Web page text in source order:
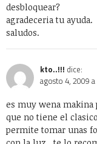
desbloquear?
agradeceria tu ayuda.
saludos.
kto..!!! dice:
agosto 4, 2009
es muy wena makina
que no tiene el
permite tomar unas